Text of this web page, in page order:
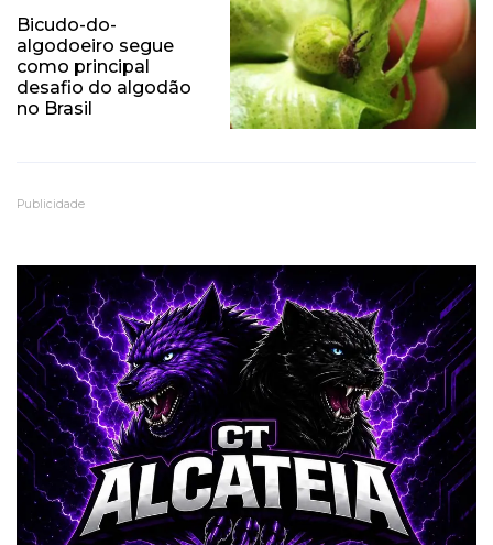
Bicudo-do-
algodoeiro segue
como principal
desafio do algodão
no Brasil
Publicidade